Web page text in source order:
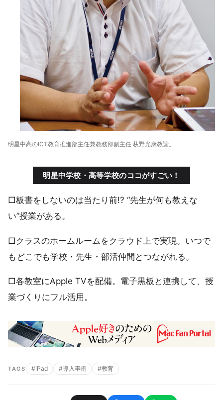
明星中高のICT教育推進部主任兼教務部副主任 荻野光康教諭。
明星中学校・高等学校のココがすごい！
□板書をしないのは当たり前!? “先生が何も教えな
い”授業がある。
□クラスのホームルームをクラウド上で実現。いつで
もどこでも学校・先生・部活仲間とつながれる。
□各教室にApple TVを配備。電子黒板と連携して、授
業づくりにフル活用。
TAGS #iPad #導入事例 #教育